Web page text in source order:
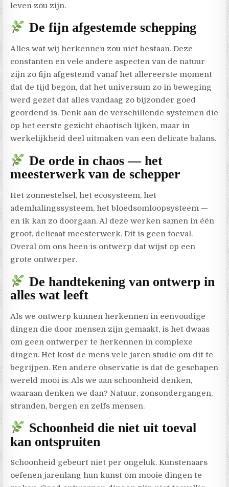
leven zou zijn.
De fijn afgestemde schepping
Alles wat wij herkennen zou niet bestaan. Deze
constanten en vele andere aspecten van de natuur
zijn zo fijn afgestemd vanaf het allereerste moment
dat de tijd begon, dat het universum zo in beweging
werd gezet dat alles vandaag zo bijzonder goed
geordend is. Denk aan de verschillende systemen die
op het eerste gezicht chaotisch lijken, maar in
werkelijkheid deel uitmaken van een delicate balans.
De orde in chaos — het
meesterwerk van de schepper
Het zonnestelsel, het ecosysteem, het
ademhalingssysteem, het bloedsomloopsysteem —
en ik kan zo doorgaan. Al deze werken samen in één
groot, delicaat meesterwerk. Dit is geen toeval.
Overal om ons heen is ontwerp dat wijst op een
grote ontwerper.
De handtekening van ontwerp in
alles wat leeft
Als we ontwerp kunnen herkennen in eenvoudige
dingen die door mensen zijn gemaakt, is het dwaas
om geen ontwerper te herkennen in complexe
dingen. Het kost de mens vele jaren studie om dit te
begrijpen. Een andere observatie is dat de geschapen
wereld mooi is. Als we aan schoonheid denken,
waaraan denken we dan? Natuur, zonsondergangen,
stranden, bergen en zelfs mensen.
Schoonheid die niet uit toeval
kan ontspruiten
Schoonheid gebeurt niet per ongeluk. Kunstenaars
oefenen jarenlang hun kunst om mooie dingen te